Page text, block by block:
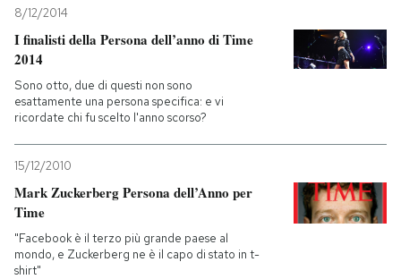
CALENDARIO
AREA PERSONALE
8/12/2014
I finalisti della Persona dell’anno di Time
2014
Sono otto, due di questi non sono
esattamente una persona specifica: e vi
ricordate chi fu scelto l'anno scorso?
15/12/2010
Mark Zuckerberg Persona dell’Anno per
Time
"Facebook è il terzo più grande paese al
mondo, e Zuckerberg ne è il capo di stato in t-
shirt"